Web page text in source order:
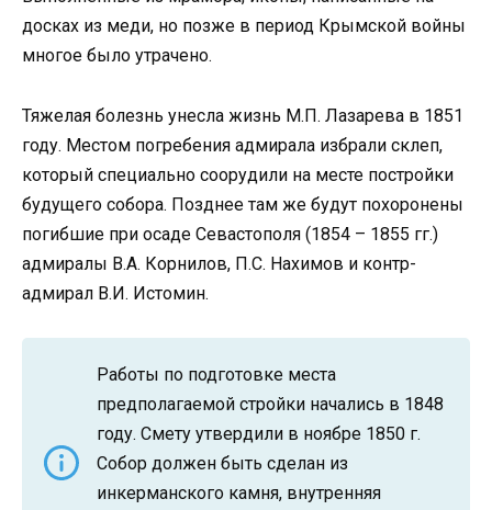
досках из меди, но позже в период Крымской войны
многое было утрачено.
Тяжелая болезнь унесла жизнь М.П. Лазарева в 1851
году. Местом погребения адмирала избрали склеп,
который специально соорудили на месте постройки
будущего собора. Позднее там же будут похоронены
погибшие при осаде Севастополя (1854 – 1855 гг.)
адмиралы В.А. Корнилов, П.С. Нахимов и контр-
адмирал В.И. Истомин.
Работы по подготовке места
предполагаемой стройки начались в 1848
году. Смету утвердили в ноябре 1850 г.
Собор должен быть сделан из
инкерманского камня, внутренняя